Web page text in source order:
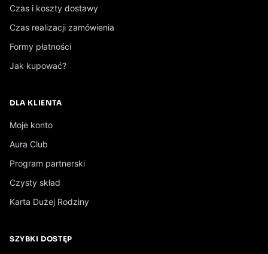
Wszystkie suplementy →
Zestaw dla dzieci
Zestaw dla dorosłych WKRÓTCE
Wszystkie produkty Odrobaczanie →
Czas i koszty dostawy
Czas realizacji zamówienia
Formy płatności
Jak kupować?
DLA KLIENTA
Moje konto
Aura Club
Program partnerski
Czysty skład
Karta Dużej Rodziny
SZYBKI DOSTĘP